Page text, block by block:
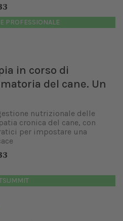
PROFESSIONALE
in corso di
del cane. Un
nutrizionale delle
cronica del cane, con
per impostare una